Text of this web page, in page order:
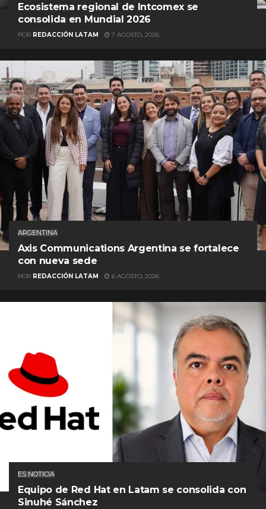
Ecosistema regional de Intcomex se
consolida en Mundial 2026
POR REDACCIÓN LATAM 7 AGOSTO, 2026
ARGENTINA
Axis Communications Argentina se fortalece
con nueva sede
POR REDACCIÓN LATAM 6 AGOSTO, 2026
ES NOTICIA
Equipo de Red Hat en Latam se consolida con
Sinuhé Sánchez